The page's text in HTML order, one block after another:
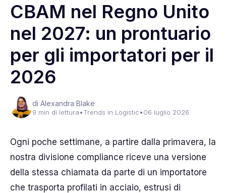
CBAM nel Regno Unito
nel 2027: un prontuario
per gli importatori per il
2026
di Alexandra Blake
9 min di lettura•Trends in Logistic•06 luglio 2026
Ogni poche settimane, a partire dalla primavera, la
nostra divisione compliance riceve una versione
della stessa chiamata da parte di un importatore
che trasporta profilati in acciaio, estrusi di